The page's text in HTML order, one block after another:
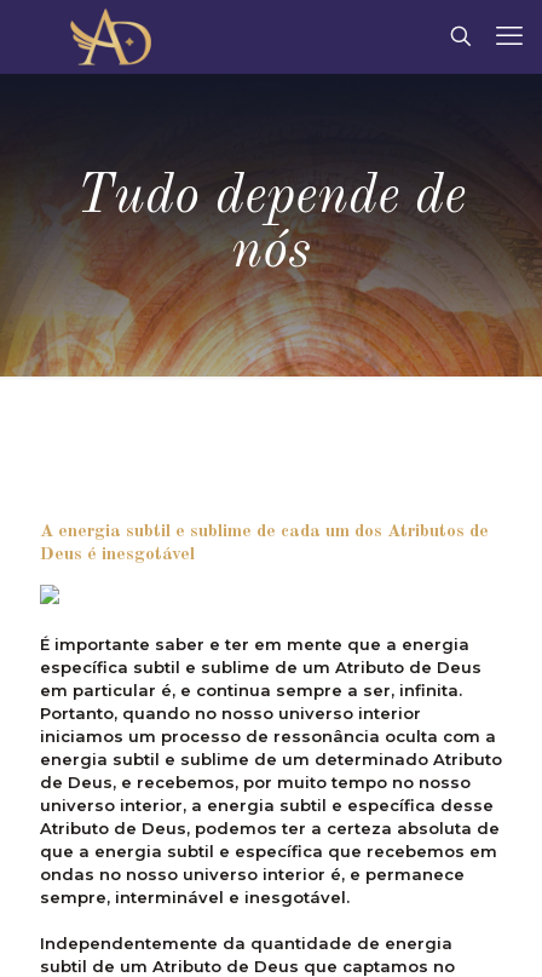
Tudo depende de
nós
A energia subtil e sublime de cada um dos Atributos de
Deus é inesgotável
É importante saber e ter em mente que a energia
específica subtil e sublime de um Atributo de Deus
em particular é, e continua sempre a ser, infinita.
Portanto, quando no nosso universo interior
iniciamos um processo de ressonância oculta com a
energia subtil e sublime de um determinado Atributo
de Deus, e recebemos, por muito tempo no nosso
universo interior, a energia subtil e específica desse
Atributo de Deus, podemos ter a certeza absoluta de
que a energia subtil e específica que recebemos em
ondas no nosso universo interior é, e permanece
sempre, interminável e inesgotável.
Independentemente da quantidade de energia
subtil de um Atributo de Deus que captamos no